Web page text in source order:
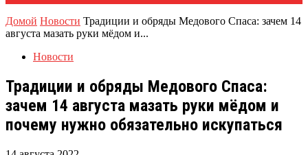
Домой Новости Традиции и обряды Медового Спаса: зачем 14
августа мазать руки мёдом и...
Новости
Традиции и обряды Медового Спаса:
зачем 14 августа мазать руки мёдом и
почему нужно обязательно искупаться